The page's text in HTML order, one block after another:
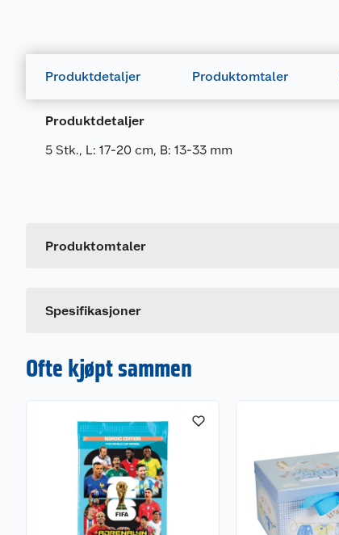
Produktdetaljer Produktomtaler
Produktdetaljer
5 Stk., L: 17-20 cm, B: 13-33 mm
Produktomtaler
Spesifikasjoner
Leverandørens artikkelnummer
Ofte kjøpt sammen